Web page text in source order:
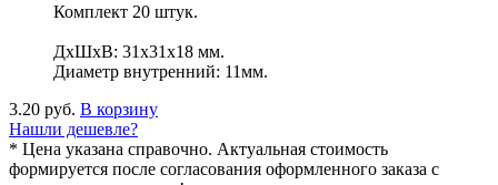
Комплект 20 штук.
ДхШхВ: 31х31х18 мм.
Диаметр внутренний: 11мм.
3.20 руб. В корзину
Нашли дешевле?
* Цена указана справочно. Актуальная стоимость
формируется после согласования оформленного заказа с